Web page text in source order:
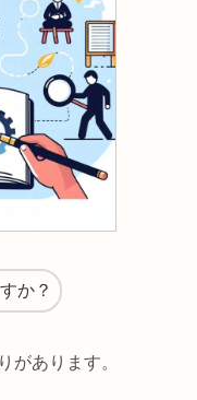
か？
があります。